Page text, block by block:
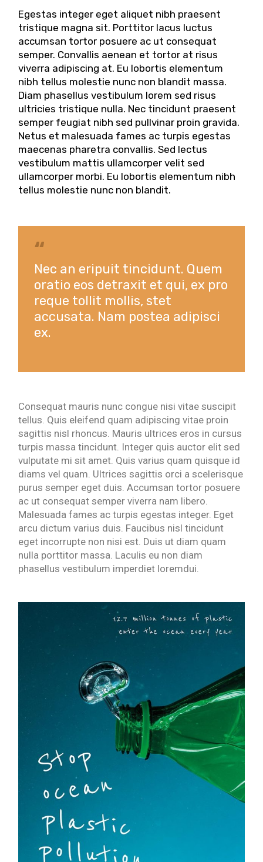
Egestas integer eget aliquet nibh praesent
tristique magna sit. Porttitor lacus luctus
accumsan tortor posuere ac ut consequat
semper. Convallis aenean et tortor at risus
viverra adipiscing at. Eu lobortis elementum
nibh tellus molestie nunc non blandit massa.
Diam phasellus vestibulum lorem sed risus
ultricies tristique nulla. Nec tincidunt praesent
semper feugiat nibh sed pullvinar proin gravida.
Netus et malesuada fames ac turpis egestas
maecenas pharetra convallis. Sed lectus
vestibulum mattis ullamcorper velit sed
ullamcorper morbi. Eu lobortis elementum nibh
tellus molestie nunc non blandit.
Nec an eripuit tincidunt. Quem
oratio eos detraxit et qui, ex pro
reque tollit mollis, stet
accusata. Nam postea adipisci
ex.
Consequat mauris nunc congue nisi vitae suscipit
tellus. Quis eleifend quam adipiscing vitae proin
sagittis nisl rhoncus. Mauris ultrices eros in cursus
turpis massa tincidunt. Integer quis auctor elit sed
vulputate mi sit amet. Quis varius quam quisque id
diams vel quam. Ultrices sagittis orci a scelerisque
purus semper eget duis. Accumsan tortor posuere
ac ut consequat semper viverra nam libero.
Malesuada fames ac turpis egestas integer. Eget
arcu dictum varius duis. Faucibus nisl tincidunt
eget incorrupte non nisi est. Duis ut diam quam
nulla porttitor massa. Laculis eu non diam
phasellus vestibulum imperdiet loremdui.